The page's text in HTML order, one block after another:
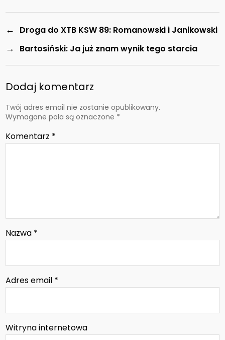
← Droga do XTB KSW 89: Romanowski i Janikowski
→ Bartosiński: Ja już znam wynik tego starcia
Dodaj komentarz
Twój adres email nie zostanie opublikowany.
Wymagane pola są oznaczone *
Komentarz *
Nazwa *
Adres email *
Witryna internetowa